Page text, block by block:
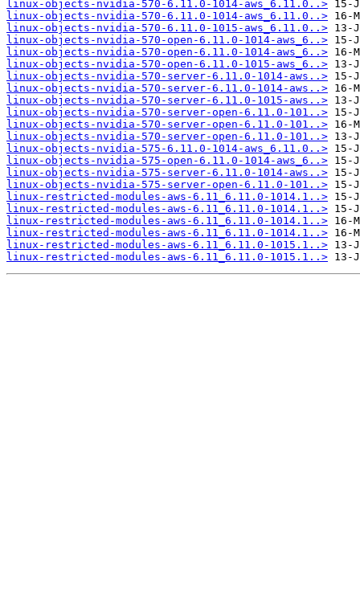
linux-objects-nvidia-570-6.11.0-1014-aws_6.11.0..>
linux-objects-nvidia-570-6.11.0-1014-aws_6.11.0..>
linux-objects-nvidia-570-6.11.0-1015-aws_6.11.0..>
linux-objects-nvidia-570-open-6.11.0-1014-aws_6..>
linux-objects-nvidia-570-open-6.11.0-1014-aws_6..>
linux-objects-nvidia-570-open-6.11.0-1015-aws_6..>
linux-objects-nvidia-570-server-6.11.0-1014-aws..>
linux-objects-nvidia-570-server-6.11.0-1014-aws..>
linux-objects-nvidia-570-server-6.11.0-1015-aws..>
linux-objects-nvidia-570-server-open-6.11.0-101..>
linux-objects-nvidia-570-server-open-6.11.0-101..>
linux-objects-nvidia-570-server-open-6.11.0-101..>
linux-objects-nvidia-575-6.11.0-1014-aws_6.11.0..>
linux-objects-nvidia-575-open-6.11.0-1014-aws_6..>
linux-objects-nvidia-575-server-6.11.0-1014-aws..>
linux-objects-nvidia-575-server-open-6.11.0-101..>
linux-restricted-modules-aws-6.11_6.11.0-1014.1..>
linux-restricted-modules-aws-6.11_6.11.0-1014.1..>
linux-restricted-modules-aws-6.11_6.11.0-1014.1..>
linux-restricted-modules-aws-6.11_6.11.0-1014.1..>
linux-restricted-modules-aws-6.11_6.11.0-1015.1..>
linux-restricted-modules-aws-6.11_6.11.0-1015.1..>